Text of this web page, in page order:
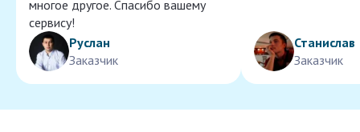
многое другое. Спасибо вашему
сервису!
Руслан
Заказчик
Станислав
Заказчик